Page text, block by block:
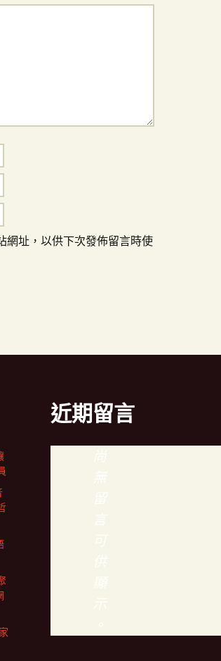
網址，以供下次發佈留言時使
近期留言
尚
無
留
言
可
供
顯
示
。